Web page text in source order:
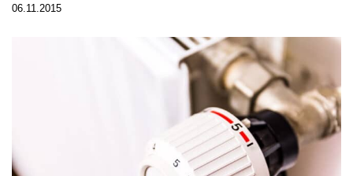
06.11.2015